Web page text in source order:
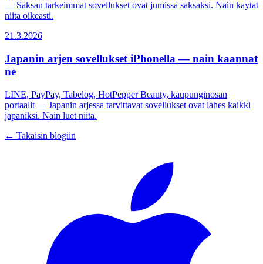
— Saksan tarkeimmat sovellukset ovat jumissa saksaksi. Nain kaytat
niita oikeasti.
21.3.2026
Japanin arjen sovellukset iPhonella — nain kaannat
ne
LINE, PayPay, Tabelog, HotPepper Beauty, kaupunginosan
portaalit — Japanin arjessa tarvittavat sovellukset ovat lahes kaikki
japaniksi. Nain luet niita.
← Takaisin blogiin